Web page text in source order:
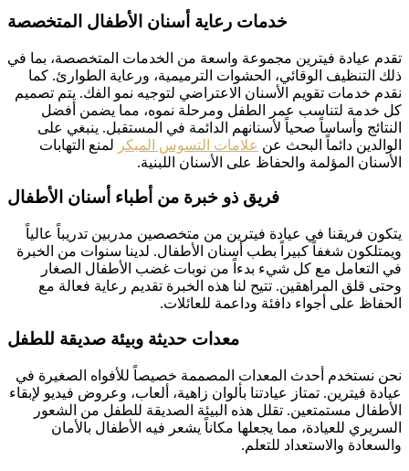
خدمات رعاية أسنان الأطفال المتخصصة
تقدم عيادة فيترين مجموعة واسعة من الخدمات المتخصصة، بما في
ذلك التنظيف الوقائي، الحشوات الترميمية، ورعاية الطوارئ. كما
نقدم خدمات تقويم الأسنان الاعتراضي لتوجيه نمو الفك. يتم تصميم
كل خدمة لتناسب عمر الطفل ومرحلة نموه، مما يضمن أفضل
النتائج وأساساً صحياً لأسنانهم الدائمة في المستقبل. ينبغي على
الوالدين دائماً البحث عن علامات التسوس المبكر لمنع التهابات
الأسنان المؤلمة والحفاظ على الأسنان اللبنية.
فريق ذو خبرة من أطباء أسنان الأطفال
يتكون فريقنا في عيادة فيترين من متخصصين مدربين تدريباً عالياً
ويمتلكون شغفاً كبيراً بطب أسنان الأطفال. لدينا سنوات من الخبرة
في التعامل مع كل شيء بدءاً من نوبات غضب الأطفال الصغار
وحتى قلق المراهقين. تتيح لنا هذه الخبرة تقديم رعاية فعالة مع
الحفاظ على أجواء دافئة وداعمة للعائلات.
معدات حديثة وبيئة صديقة للطفل
نحن نستخدم أحدث المعدات المصممة خصيصاً للأفواه الصغيرة في
عيادة فيترين. تمتاز عيادتنا بألوان زاهية، ألعاب، وعروض فيديو لإبقاء
الأطفال مستمتعين. تقلل هذه البيئة الصديقة للطفل من الشعور
السريري للعيادة، مما يجعلها مكاناً يشعر فيه الأطفال بالأمان
والسعادة والاستعداد للتعلم.